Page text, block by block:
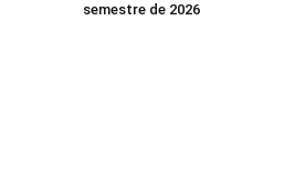
semestre de 2026